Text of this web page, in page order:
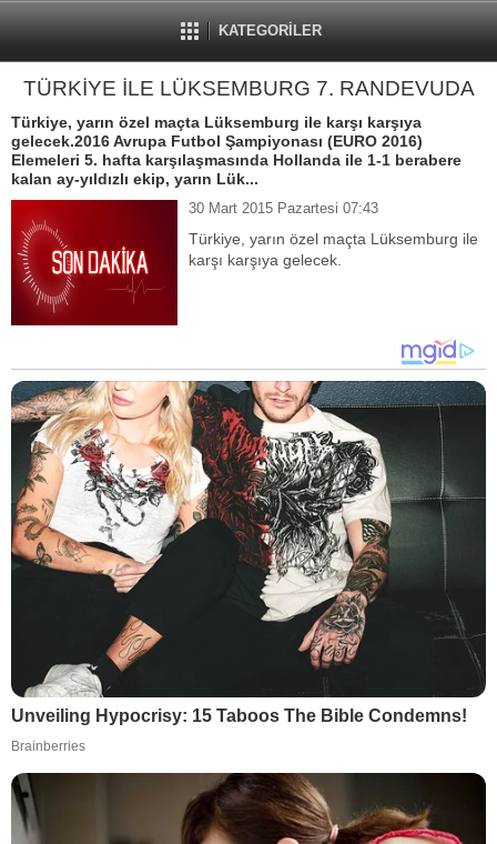
KATEGORİLER
TÜRKİYE İLE LÜKSEMBURG 7. RANDEVUDA
Türkiye, yarın özel maçta Lüksemburg ile karşı karşıya
gelecek.2016 Avrupa Futbol Şampiyonası (EURO 2016)
Elemeleri 5. hafta karşılaşmasında Hollanda ile 1-1 berabere
kalan ay-yıldızlı ekip, yarın Lük...
30 Mart 2015 Pazartesi 07:43
Türkiye, yarın özel maçta Lüksemburg ile
karşı karşıya gelecek.